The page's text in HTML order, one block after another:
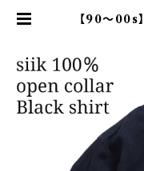
【90～00s
オン